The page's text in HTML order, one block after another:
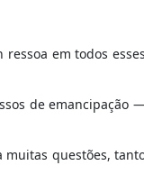
em todos esses
de emancipação
muitas questões,